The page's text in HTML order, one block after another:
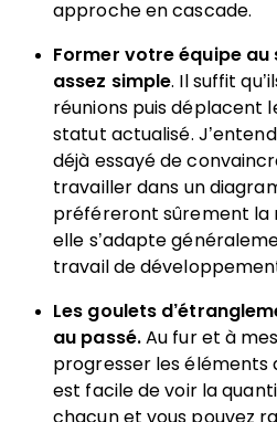
approche en cascade.
Former votre équipe au
assez simple. Il suffit
réunions puis déplacent
statut actualisé.
déjà essayé de
travailler dans un
préféreront sûrement la
elle s’adapte
travail de
Les goulets
au passé.Au fur et à
progresser les éléments
est facile de voir la
chacun et vous pouvez